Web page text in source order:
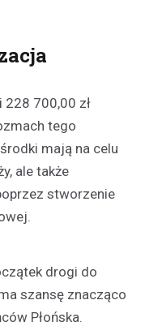
228 700,00 zł
tego
mają na celu
ale także
stworzenie
drogi do
szansę znacząco
Płońska.